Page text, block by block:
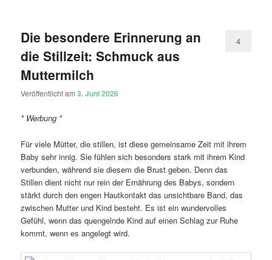
Die besondere Erinnerung an
die Stillzeit: Schmuck aus
Muttermilch
Veröffentlicht am3. Juni 2026
4
* Werbung *
Für viele Mütter, die stillen, ist diese gemeinsame Zeit mit ihrem
Baby sehr innig. Sie fühlen sich besonders stark mit ihrem Kind
verbunden, während sie diesem die Brust geben. Denn das
Stillen dient nicht nur rein der Ernährung des Babys, sondern
stärkt durch den engen Hautkontakt das unsichtbare Band, das
zwischen Mutter und Kind besteht. Es ist ein wundervolles
Gefühl, wenn das quengelnde Kind auf einen Schlag zur Ruhe
kommt, wenn es angelegt wird.